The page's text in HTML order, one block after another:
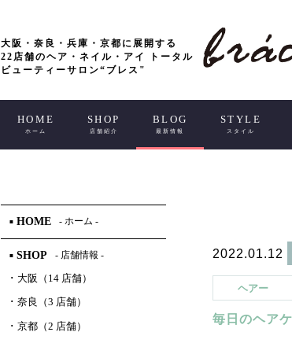
大阪・奈良・兵庫・京都に展開する
22店舗のヘア・ネイル・アイ トータル
ビューティーサロン“ブレス"
HOME
ホーム
SHOP
店舗紹介
BLOG
最新情報
STYLE
スタイル
2022.01.12
ヘアー
毎日のヘア
■ HOME - ホーム -
■ SHOP - 店舗情報 -
･ 大阪（14 店舗）
･ 奈良（3 店舗）
･ 京都（2 店舗）